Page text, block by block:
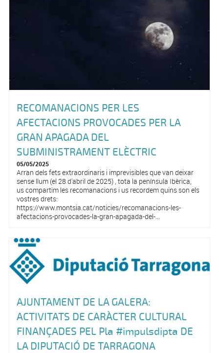
RECOMANACIONS PER LES
AFECTACIONS PROVOCADES PER LA
GRAN APAGADA DEL
SUBMINISTRAMENT ELÈCTRIC
05/05/2025
Arran dels fets extraordinaris i imprevisibles que van deixar
sense llum (el 28 d'abril de 2025) , tota la península Ibèrica,
us compartim les recomanacions i us recordem quins son els
vostres drets:
https://www.montsia.cat/noticies/recomanacions-les-
afectacions-provocades-la-gran-apagada-del-...
AJUNTAMENT DE LA GALERA:
ACTIVITATS DE CARÀCTER CULTURAL
FINANÇADES PEL Pla #impulsdipta DE
LA DIPUTACIÓ DE TARRAGONA